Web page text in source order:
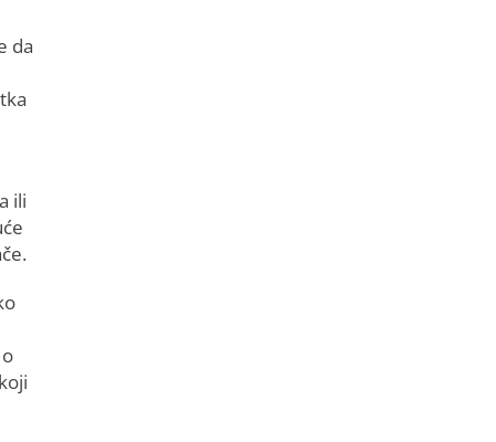
da
ili